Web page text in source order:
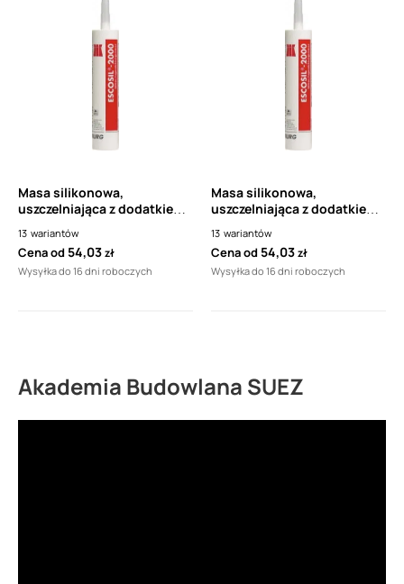
Masa silikonowa,
uszczelniająca z dodatkiem
kauczuki i środków
grzybobójczych Escosil-
2000 310 ml
13 wariantów
Cena od 54,03zł
Wysyłka do 16 dni roboczych
Masa silikonowa,
uszczelniająca z dodatkiem
kauczuki i środków
grzybobójczych Escosil-
2000 310 ml
13 wariantów
Cena od 54,03zł
Wysyłka do 16 dni roboczych
Akademia Budowlana SUEZ